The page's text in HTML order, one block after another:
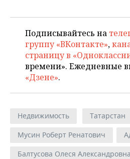
Подписывайтесь на
группу «ВКонтакте»,
страницу в
времени». Ежедневные
«Дзене».
Недвижимость Татарстан
Мусин Роберт Ренатович
Балтусова Олеся Александровна